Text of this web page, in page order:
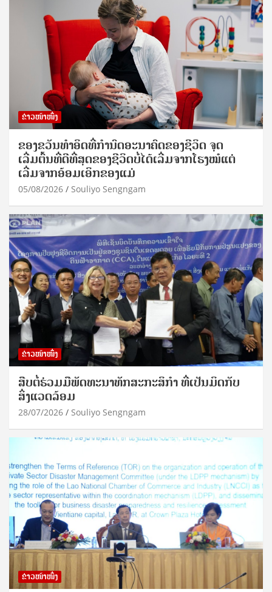
ຂ່າວໜ້າໜຶ່ງ
ຂອງຂວັນທໍາອິດທີ່ກໍານົດອະນາຄົດຂອງຊີວິດ ຈຸດ
ເລີ່ມຕົ້ນທີ່ດີທີ່ສຸດຂອງຊີວິດບໍ່ໄດ້ເລີ່ມຈາກໂຮງໝໍແຕ່
ເລີ່ມຈາກອ້ອມເອິກຂອງແມ່
05/08/2026 Souliyo Sengngam
ຂ່າວໜ້າໜຶ່ງ
ສືບຕໍ່ຮ່ວມມືພັດທະນາທັກສະກະສິກຳ ທີ່ເປັນມິດກັບ
ສິ່ງແວດລ້ອມ
28/07/2026 Souliyo Sengngam
ຂ່າວໜ້າໜຶ່ງ